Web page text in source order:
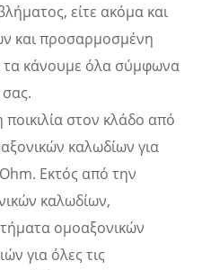
είτε ακόμα και
και προσαρμοσμένη
κάνουμε όλα σύμφωνα
σας.
στον κλάδο από
καλωδίων για
Εκτός από την
καλωδίων,
ομοαξονικών
για όλες τις